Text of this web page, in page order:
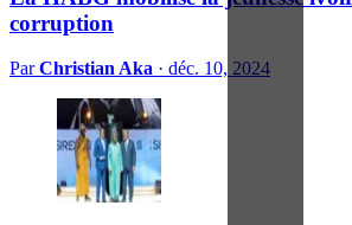
corruption
ParChristian Aka · déc. 10, 2024